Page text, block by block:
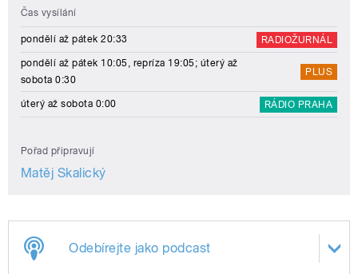
Čas vysílání
pondělí až pátek 20:33 RADIOŽURNÁL
pondělí až pátek 10:05, repríza 19:05; úterý až
sobota 0:30
PLUS
úterý až sobota 0:00 RÁDIO PRAHA
Pořad připravují
Matěj Skalický
Odebírejte jako podcast